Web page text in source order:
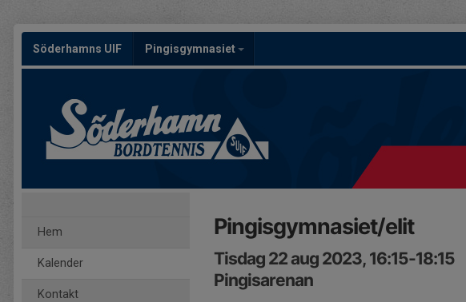
Söderhamns UIF Pingisgymnasiet
Hem
Kalender
Kontakt
Pingisgymnasiet/elit
Tisdag 22 aug 2023, 16:15-18:15
Pingisarenan